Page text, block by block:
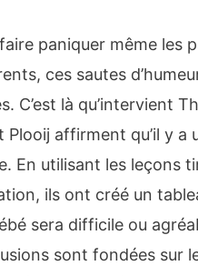
paniquer même les
ces sautes
C’est là qu’intervient
affirment qu’il y a
En utilisant les leçons
ils ont créé un
sera difficile ou
sont fondées sur